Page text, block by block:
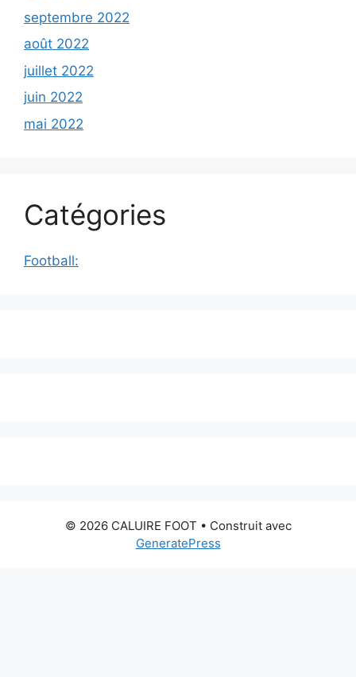
septembre 2022
août 2022
juillet 2022
juin 2022
mai 2022
Catégories
Football:
© 2026 CALUIRE FOOT • Construit avec
GeneratePress